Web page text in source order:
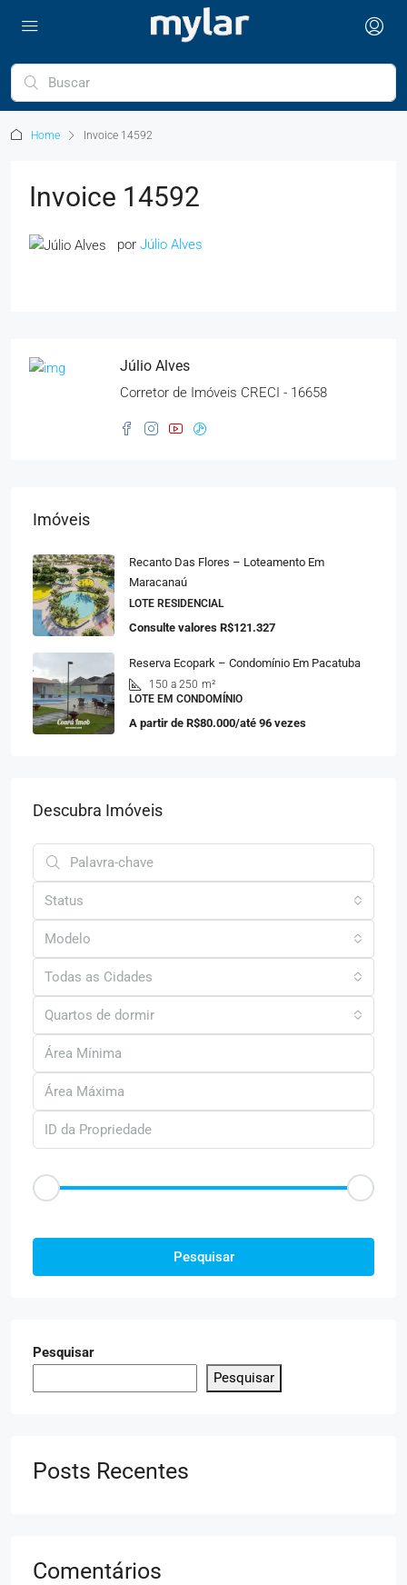
Home Invoice 14592
Invoice 14592
por Júlio Alves
Júlio Alves
Corretor de Imóveis CRECI - 16658
Imóveis
Recanto Das Flores – Loteamento Em
Maracanaú
LOTE RESIDENCIAL
Consulte valores R$121.327
Reserva Ecopark – Condomínio Em Pacatuba
150 a 250 m²
LOTE EM CONDOMÍNIO
A partir de R$80.000/até 96 vezes
Descubra Imóveis
Status
Modelo
Todas as Cidades
Quartos de dormir
Pesquisar
Pesquisar
Pesquisar
Posts Recentes
Comentários